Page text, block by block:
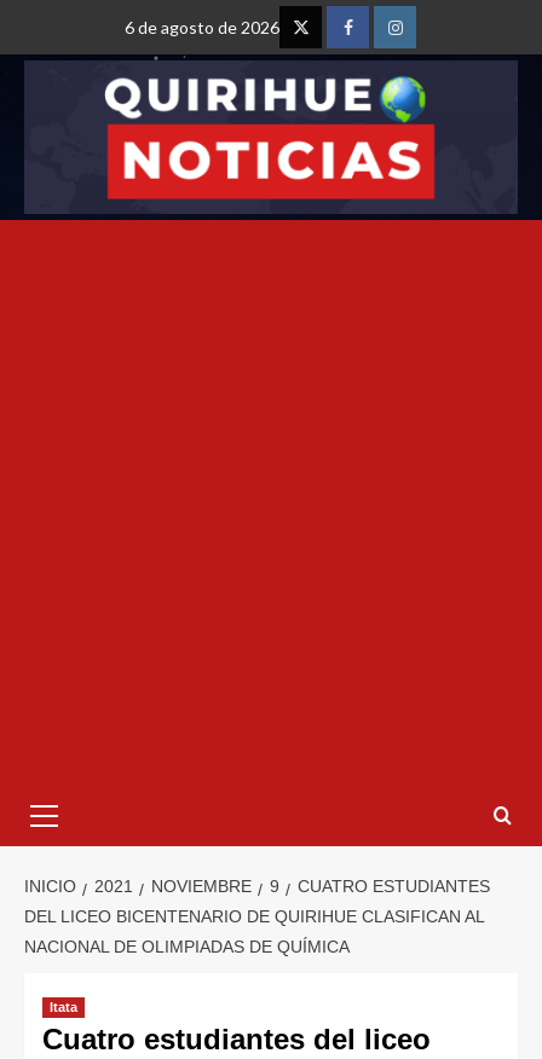
6 de agosto de 2026
INICIO 2021 NOVIEMBRE 9
CUATRO ESTUDIANTES
DEL LICEO BICENTENARIO DE QUIRIHUE CLASIFICAN AL
NACIONAL DE OLIMPIADAS DE QUÍMICA
Itata
Cuatro estudiantes del liceo